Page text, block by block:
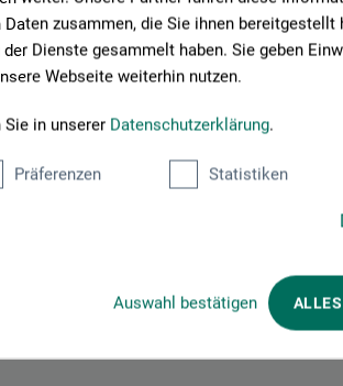
zusammen, die Sie ihnen bereitgestellt
Dienste gesammelt haben. Sie geben
Webseite weiterhin nutzen.
in unserer Datenschutzerklärung.
Präferenzen Statistiken
Auswahl bestätigen
Das Sortiment umfasst 12 Farbtöne
Farbe verfügt über eine ausgezeichnete